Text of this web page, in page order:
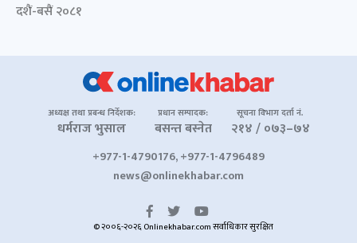
दशैं-बसैं २०८१
अध्यक्ष तथा प्रबन्ध निर्देशक:
धर्मराज भुसाल
प्रधान सम्पादक:
बसन्त बस्नेत
सूचना विभाग दर्ता नं.
२१४ / ०७३–७४
+977-1-4790176, +977-1-4796489
news@onlinekhabar.com
© २००६-२०२६ Onlinekhabar.com सर्वाधिकार सुरक्षित